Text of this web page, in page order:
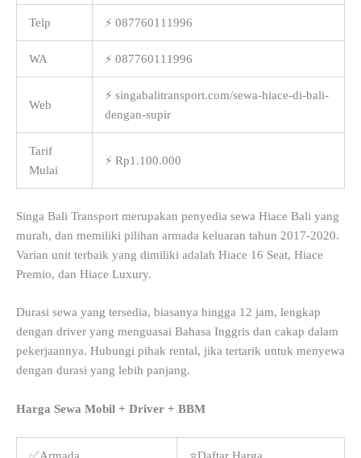
Telp ⚡ 087760111996
WA ⚡ 087760111996
Web
⚡ singabalitransport.com/sewa-hiace-di-bali-
dengan-supir
Tarif
Mulai
⚡ Rp1.100.000
Singa Bali Transport merupakan penyedia sewa Hiace Bali yang
murah, dan memiliki pilihan armada keluaran tahun 2017-2020.
Varian unit terbaik yang dimiliki adalah Hiace 16 Seat, Hiace
Premio, dan Hiace Luxury.
Durasi sewa yang tersedia, biasanya hingga 12 jam, lengkap
dengan driver yang menguasai Bahasa Inggris dan cakap dalam
pekerjaannya. Hubungi pihak rental, jika tertarik untuk menyewa
dengan durasi yang lebih panjang.
Harga Sewa Mobil + Driver + BBM